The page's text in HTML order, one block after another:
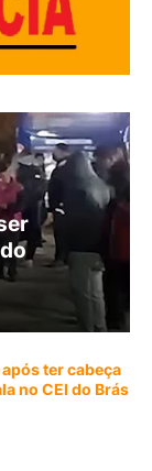
ter cabeça
no CEI do Brás